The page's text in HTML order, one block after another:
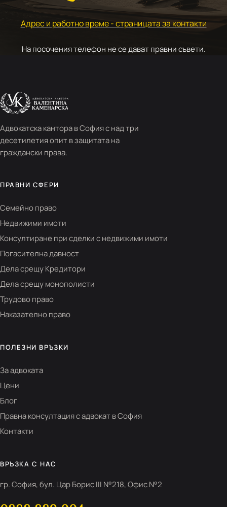
Адрес и работно време - страницата за контакти
На посочения телефон не се дават правни съвети.
Адвокатска кантора в София с над три
десетилетия опит в защитата на
граждански права.
ПРАВНИ СФЕРИ
Семейно право
Недвижими имоти
Консултиране при сделки с недвижими имоти
Погасителна давност
Дела срещу Кредитори
Дела срещу монополисти
Трудово право
Наказателно право
ПОЛЕЗНИ ВРЪЗКИ
За адвоката
Цени
Блог
Правна консултация с адвокат в София
Контакти
ВРЪЗКА С НАС
гр. София, бул. Цар Борис III №218, Офис №2